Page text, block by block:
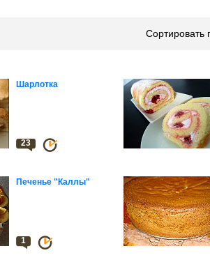
Сортировать
Шарлотка
23
Печенье "Каллы"
1